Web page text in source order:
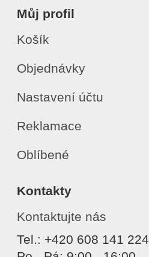
Můj profil
Košík
Objednávky
Nastavení účtu
Reklamace
Oblíbené
Kontakty
Kontaktujte nás
Tel.: +420 608 141 224